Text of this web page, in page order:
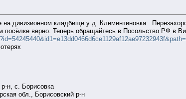
на дивизионном кладбище у д. Клементиновка.
посёлке верно. Теперь обращайтесь в Посольство РФ в
н, с. Борисовка
обл., Борисовский р-н